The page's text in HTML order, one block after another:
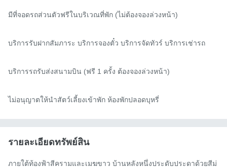
มีที่จอดรถส่วนตัวฟรีในบริเวณที่พัก (ไม่ต้องจองล่วงหน้า)
บริการรับฝากสัมภาระ บริการจองตั๋ว บริการจัดทัวร์ บริการเช่ารถ
บริการรถรับส่งสนามบิน (ฟรี 1 ครั้ง ต้องจองล่วงหน้า)
ไม่อนุญาตให้นำสัตว์เลี้ยงเข้าพัก ห้องพักปลอดบุหรี่
รายละเอียดทรัพย์สิน
ภายใต้ท้องฟ้าสีครามและเมฆขาว บ้านหลังหนึ่งประดับประดาด้วยสีม่